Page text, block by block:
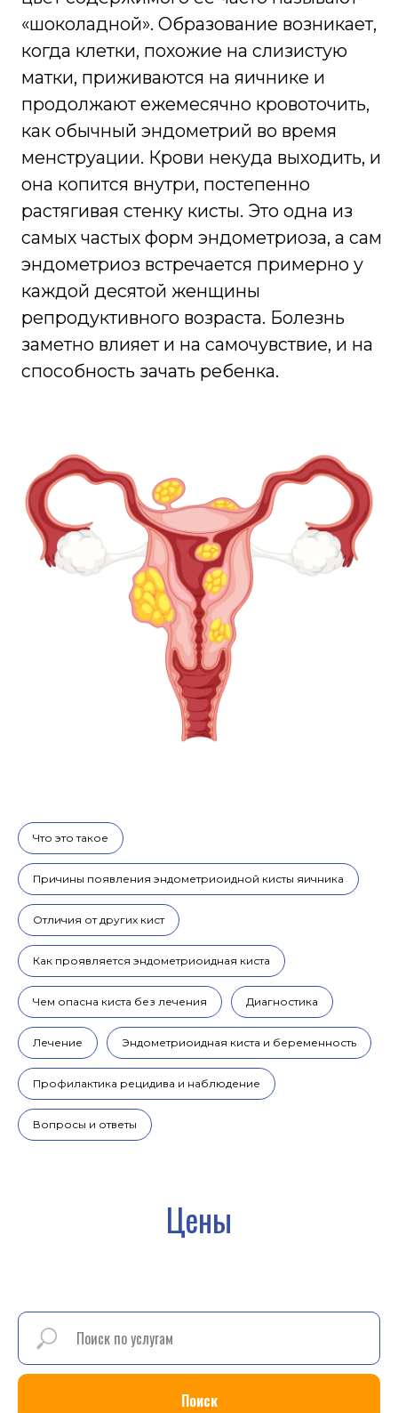
эндометриоз встречается примерно у
каждой десятой женщины
репродуктивного возраста. Болезнь
способность зачать ребенка.
Что это такое
Причины появления эндометриоидной кисты яичника
Отличия от других кист
Как проявляется эндометриоидная киста
Чем опасна киста без лечения Диагностика
Лечение Эндометриоидная киста и беременность
Профилактика рецидива и наблюдение
Вопросы и ответы
Поиск